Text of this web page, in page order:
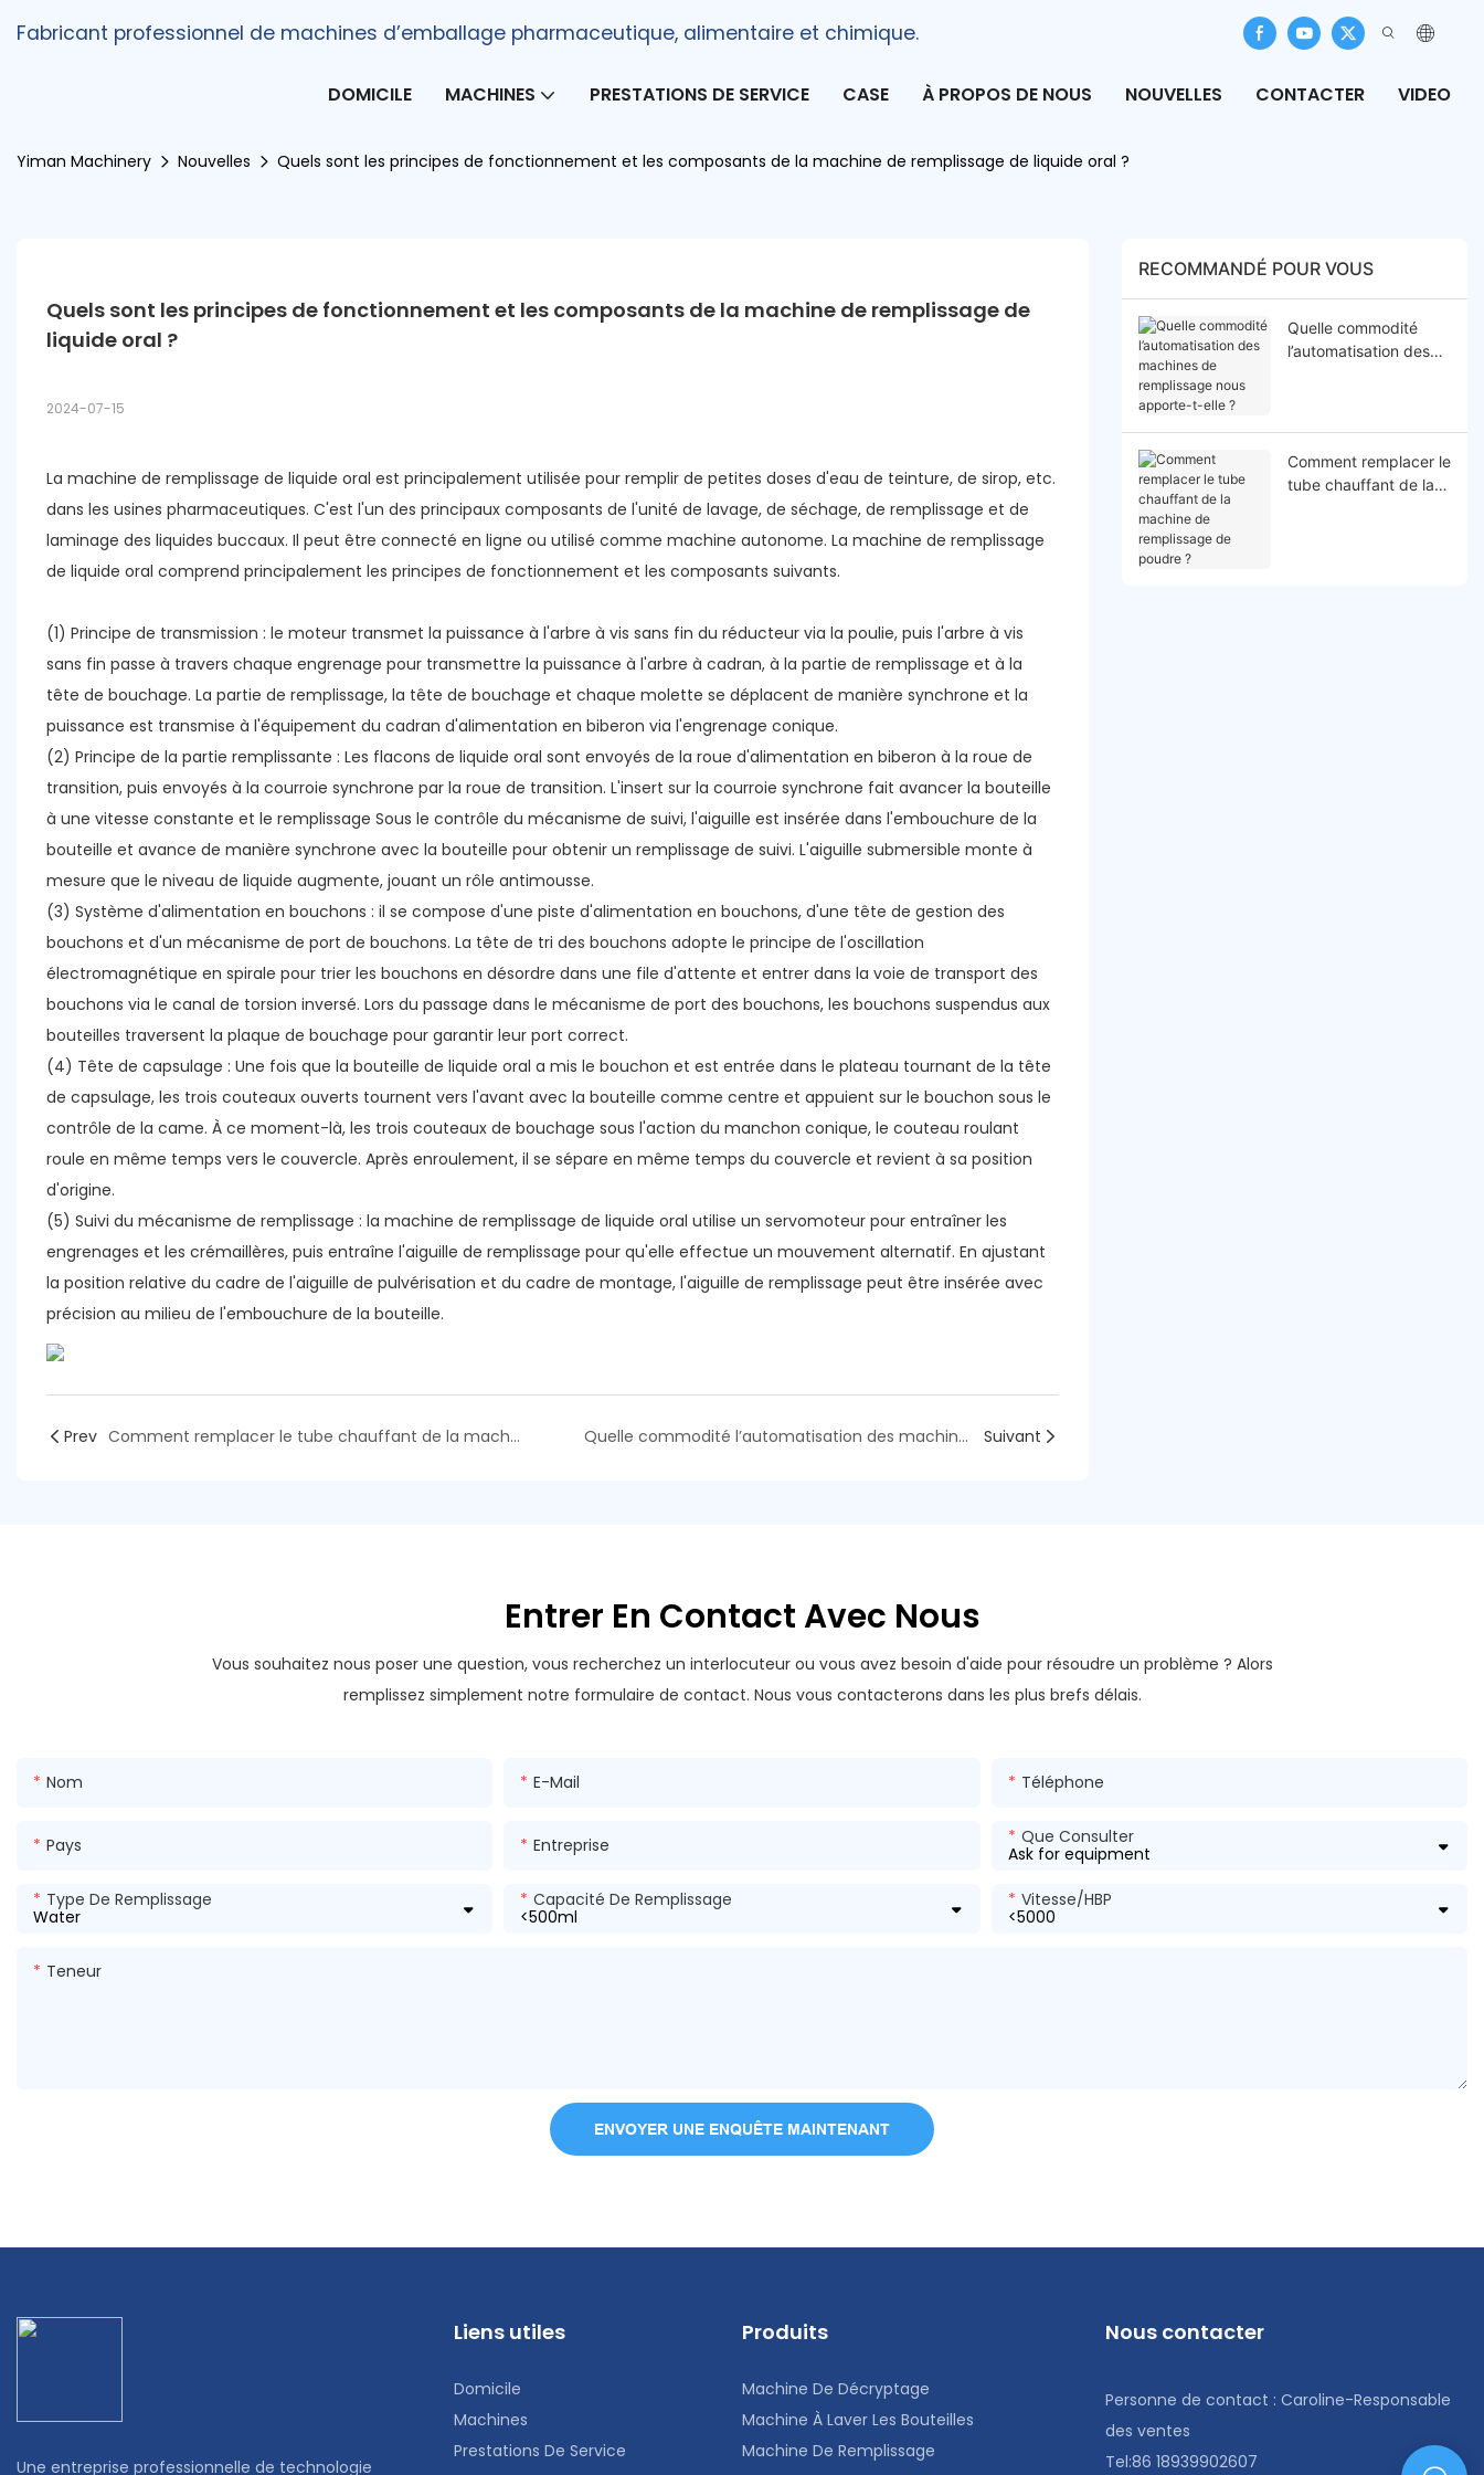
Fabricant professionnel de machines d’emballage pharmaceutique, alimentaire et chimique.
DOMICILE MACHINES PRESTATIONS DE SERVICE CASE À PROPOS DE NOUS NOUVELLES CONTACTER VIDEO
Yiman Machinery Nouvelles Quels sont les principes de fonctionnement et les composants de la machine de remplissage de liquide oral ?
Quels sont les principes de fonctionnement et les composants de la machine de remplissage de
liquide oral ?
2024-07-15
La machine de remplissage de liquide oral est principalement utilisée pour remplir de petites doses d'eau de teinture, de sirop, etc.
dans les usines pharmaceutiques. C'est l'un des principaux composants de l'unité de lavage, de séchage, de remplissage et de
laminage des liquides buccaux. Il peut être connecté en ligne ou utilisé comme machine autonome. La machine de remplissage
de liquide oral comprend principalement les principes de fonctionnement et les composants suivants.
(1) Principe de transmission : le moteur transmet la puissance à l'arbre à vis sans fin du réducteur via la poulie, puis l'arbre à vis
sans fin passe à travers chaque engrenage pour transmettre la puissance à l'arbre à cadran, à la partie de remplissage et à la
tête de bouchage. La partie de remplissage, la tête de bouchage et chaque molette se déplacent de manière synchrone et la
puissance est transmise à l'équipement du cadran d'alimentation en biberon via l'engrenage conique.
(2) Principe de la partie remplissante : Les flacons de liquide oral sont envoyés de la roue d'alimentation en biberon à la roue de
transition, puis envoyés à la courroie synchrone par la roue de transition. L'insert sur la courroie synchrone fait avancer la bouteille
à une vitesse constante et le remplissage Sous le contrôle du mécanisme de suivi, l'aiguille est insérée dans l'embouchure de la
bouteille et avance de manière synchrone avec la bouteille pour obtenir un remplissage de suivi. L'aiguille submersible monte à
mesure que le niveau de liquide augmente, jouant un rôle antimousse.
(3) Système d'alimentation en bouchons : il se compose d'une piste d'alimentation en bouchons, d'une tête de gestion des
bouchons et d'un mécanisme de port de bouchons. La tête de tri des bouchons adopte le principe de l'oscillation
électromagnétique en spirale pour trier les bouchons en désordre dans une file d'attente et entrer dans la voie de transport des
bouchons via le canal de torsion inversé. Lors du passage dans le mécanisme de port des bouchons, les bouchons suspendus aux
bouteilles traversent la plaque de bouchage pour garantir leur port correct.
(4) Tête de capsulage : Une fois que la bouteille de liquide oral a mis le bouchon et est entrée dans le plateau tournant de la tête
de capsulage, les trois couteaux ouverts tournent vers l'avant avec la bouteille comme centre et appuient sur le bouchon sous le
contrôle de la came. À ce moment-là, les trois couteaux de bouchage sous l'action du manchon conique, le couteau roulant
roule en même temps vers le couvercle. Après enroulement, il se sépare en même temps du couvercle et revient à sa position
d'origine.
(5) Suivi du mécanisme de remplissage : la machine de remplissage de liquide oral utilise un servomoteur pour entraîner les
engrenages et les crémaillères, puis entraîne l'aiguille de remplissage pour qu'elle effectue un mouvement alternatif. En ajustant
la position relative du cadre de l'aiguille de pulvérisation et du cadre de montage, l'aiguille de remplissage peut être insérée avec
précision au milieu de l'embouchure de la bouteille.
Prev Comment remplacer le tube chauffant de la machine de remplissage de poudre ? Quelle commodité l’automatisation des machines de remplissage nous apporte-t-elle ? Suivant
RECOMMANDÉ POUR VOUS
Quelle commodité
l’automatisation des
Comment remplacer le
tube chauffant de la
Entrer En Contact Avec Nous
Vous souhaitez nous poser une question, vous recherchez un interlocuteur ou vous avez besoin d'aide pour résoudre un problème ? Alors
remplissez simplement notre formulaire de contact. Nous vous contacterons dans les plus brefs délais.
Nom E-Mail Téléphone
Pays Entreprise Que Consulter
Type De Remplissage Capacité De Remplissage Vitesse/HBP
Teneur
ENVOYER UNE ENQUÊTE MAINTENANT
Une entreprise professionnelle de technologie
Liens utiles
Domicile
Machines
Prestations De Service
Produits
Machine De Décryptage
Machine À Laver Les Bouteilles
Machine De Remplissage
Nous contacter
Personne de contact : Caroline-Responsable
des ventes
Tel:86 18939902607